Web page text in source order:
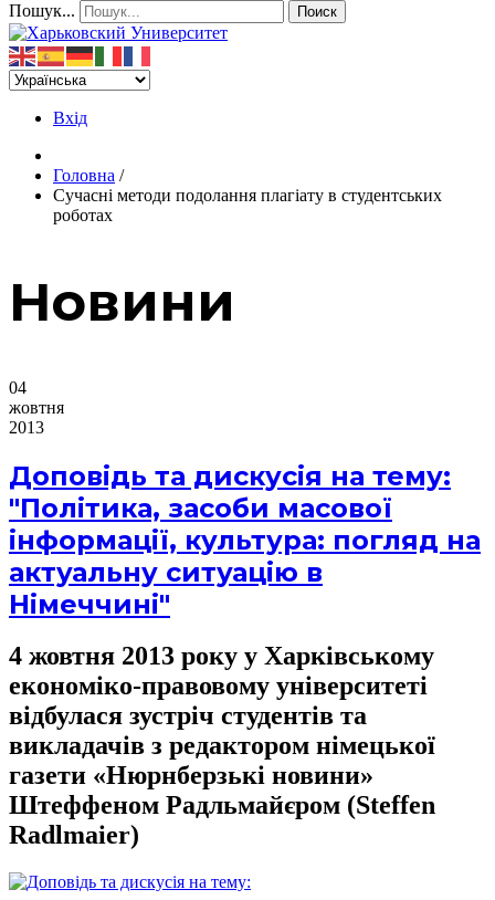
Пошук...
Поиск
Вхід
Головна /
Сучасні методи подолання плагіату в студентських
роботах
Новини
04
жовтня
2013
Доповідь та дискусія на тему:
"Політика, засоби масової
інформації, культура: погляд на
актуальну ситуацію в
Німеччині"
4 жовтня 2013 року у Харківському
економіко-правовому університеті
відбулася зустріч студентів та
викладачів з редактором німецької
газети «Нюрнберзькі новини»
Штеффеном Радльмайєром (Steffen
Radlmaier)